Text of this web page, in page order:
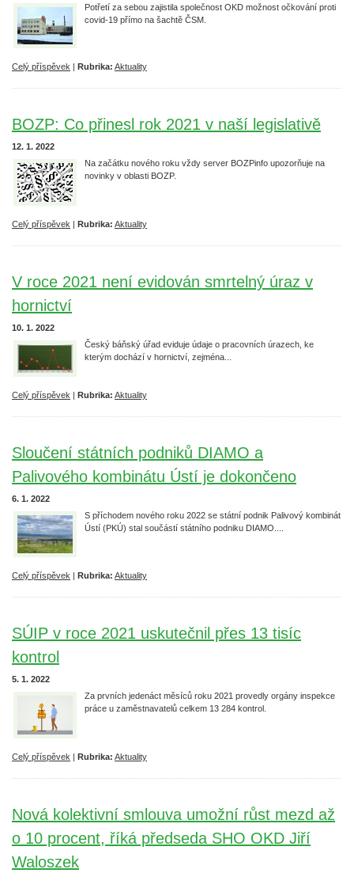
Potřetí za sebou zajistila společnost OKD možnost očkování proti
covid-19 přímo na šachtě ČSM.
Celý příspěvek | Rubrika: Aktuality
BOZP: Co přinesl rok 2021 v naší legislativě
12. 1. 2022
Na začátku nového roku vždy server BOZPinfo upozorňuje na
novinky v oblasti BOZP.
Celý příspěvek | Rubrika: Aktuality
V roce 2021 není evidován smrtelný úraz v
hornictví
10. 1. 2022
Český báňský úřad eviduje údaje o pracovních úrazech, ke
kterým dochází v hornictví, zejména...
Celý příspěvek | Rubrika: Aktuality
Sloučení státních podniků DIAMO a
Palivového kombinátu Ústí je dokončeno
6. 1. 2022
S příchodem nového roku 2022 se státní podnik Palivový kombinát
Ústí (PKÚ) stal součástí státního podniku DIAMO....
Celý příspěvek | Rubrika: Aktuality
SÚIP v roce 2021 uskutečnil přes 13 tisíc
kontrol
5. 1. 2022
Za prvních jedenáct měsíců roku 2021 provedly orgány inspekce
práce u zaměstnavatelů celkem 13 284 kontrol.
Celý příspěvek | Rubrika: Aktuality
Nová kolektivní smlouva umožní růst mezd až
o 10 procent, říká předseda SHO OKD Jiří
Waloszek